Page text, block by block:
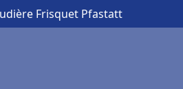
Frisquet Pfastatt